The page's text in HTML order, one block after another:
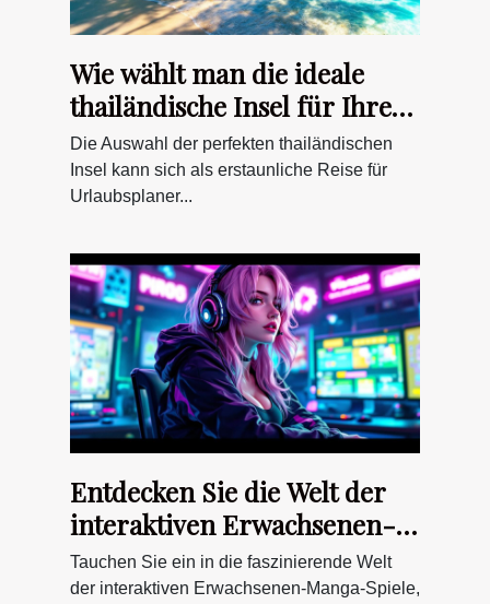
Wie wählt man die ideale
thailändische Insel für Ihren
Urlaubsstil?
Die Auswahl der perfekten thailändischen
Insel kann sich als erstaunliche Reise für
Urlaubsplaner...
Entdecken Sie die Welt der
interaktiven Erwachsenen-
Manga-Spiele
Tauchen Sie ein in die faszinierende Welt
der interaktiven Erwachsenen-Manga-Spiele,